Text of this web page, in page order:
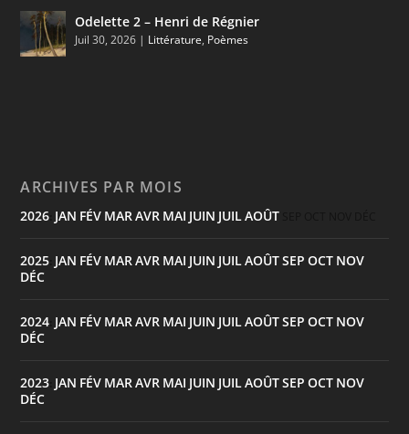
Odelette 2 – Henri de Régnier
Juil 30, 2026 | Littérature, Poèmes
ARCHIVES PAR MOIS
2026 JAN FÉV MARAVR MAI JUIN JUILAOÛT
2025 JAN FÉV MARAVR MAI JUIN JUILAOÛTSEP OCT NOV
DÉC
2024 JAN FÉV MARAVR MAI JUIN JUILAOÛTSEP OCT NOV
DÉC
2023 JAN FÉV MARAVR MAI JUIN JUILAOÛTSEP OCT NOV
DÉC